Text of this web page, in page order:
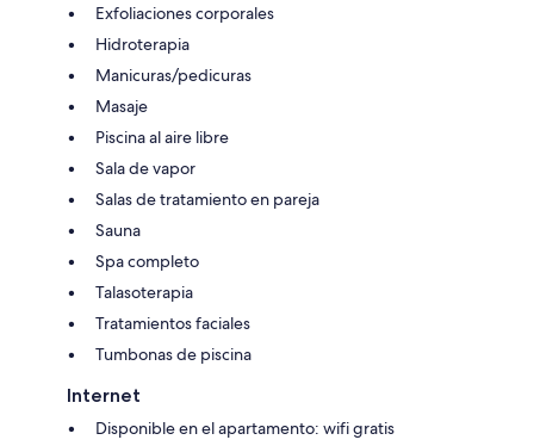
Exfoliaciones corporales
Hidroterapia
Manicuras/pedicuras
Masaje
Piscina al aire libre
Sala de vapor
Salas de tratamiento en pareja
Sauna
Spa completo
Talasoterapia
Tratamientos faciales
Tumbonas de piscina
Internet
Disponible en el apartamento: wifi gratis